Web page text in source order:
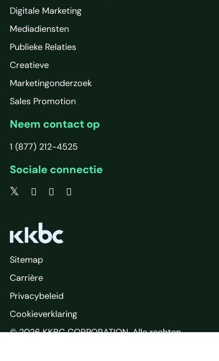
Digitale Marketing
Mediadiensten
Publieke Relaties
Creatieve
Marketingonderzoek
Sales Promotion
Neem contact op
1 (877) 212-4525
Sociale connectie
© 2026 KKBC CORPORATION. Alle rechten
Sitemap
Carrière
Privacybeleid
Cookieverklaring